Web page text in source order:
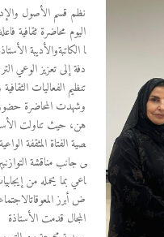
نظم قسم الأصول
اليوم محاضرة ثقافية
ا الكاتبةوالأديبة
دفة إلى تعزيز الوعي
تنظيم الفعاليات
وشهدت المحاضرة
هن، حيث تناولت
صية الفتاة المثقفة
ى جانب مناقشة
اعي بما يحمله من
ض أبرز
المجال قدمت الأستاذة